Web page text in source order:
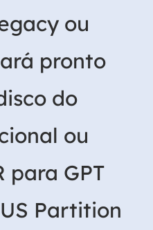
ou
pronto
do
ou
para GPT
Partition